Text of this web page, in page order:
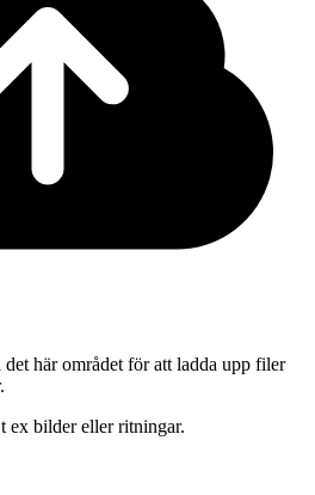
här området för att ladda upp filer
ex bilder eller ritningar.